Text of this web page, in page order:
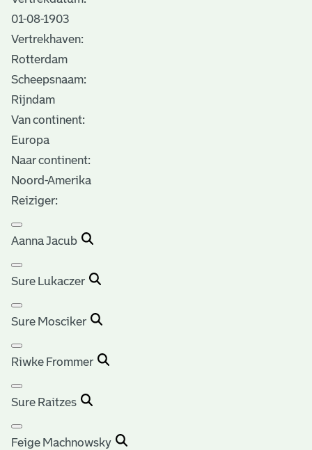
01-08-1903
Vertrekhaven:
Rotterdam
Scheepsnaam:
Rijndam
Van continent:
Europa
Naar continent:
Noord-Amerika
Reiziger:
Aanna Jacub
Sure Lukaczer
Sure Mosciker
Riwke Frommer
Sure Raitzes
Feige Machnowsky